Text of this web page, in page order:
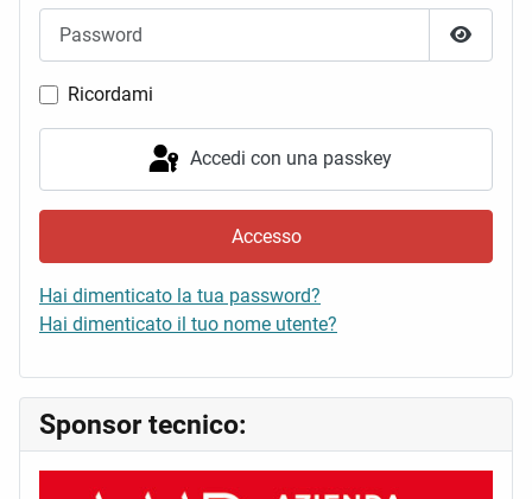
Mostra
Ricordami
Accedi con una passkey
Accesso
Hai dimenticato la tua password?
Hai dimenticato il tuo nome utente?
Sponsor tecnico: